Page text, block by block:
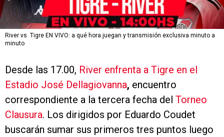
River vs. Tigre EN VIVO: a qué hora juegan y transmisión exclusiva minuto a
minuto
Desde las 17.00, River enfrenta a Tigre en el
Estadio José Dellagiovanna, encuentro
correspondiente a la tercera fecha del Torneo
Clausura. Los dirigidos por Eduardo Coudet
buscarán sumar sus primeros tres puntos luego